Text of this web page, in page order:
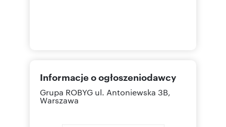
Informacje o ogłoszeniodawcy
Grupa ROBYG ul. Antoniewska 3B,
Warszawa